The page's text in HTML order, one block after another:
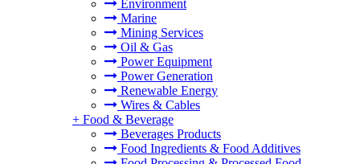
Environment
Marine
Mining Services
Oil & Gas
Power Equipment
Power Generation
Renewable Energy
Wires & Cables
+ Food & Beverage
Beverages Products
Food Ingredients & Food Additives